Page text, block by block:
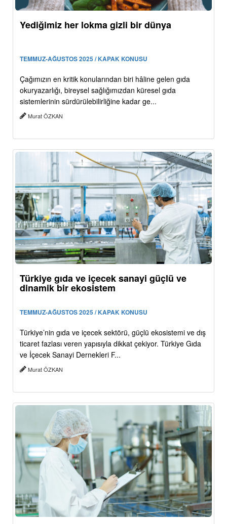
Yediğimiz her lokma gizli bir dünya
TEMMUZ-AĞUSTOS 2025 / KAPAK KONUSU
Çağımızın en kritik konularından biri hâline gelen gıda
okuryazarlığı, bireysel sağlığımızdan küresel gıda
sistemlerinin sürdürülebilirliğine kadar ge...
Murat ÖZKAN
Türkiye gıda ve içecek sanayi güçlü ve
dinamik bir ekosistem
TEMMUZ-AĞUSTOS 2025 / KAPAK KONUSU
Türkiye’nin gıda ve içecek sektörü, güçlü ekosistemi ve dış
ticaret fazlası veren yapısıyla dikkat çekiyor. Türkiye Gıda
ve İçecek Sanayi Dernekleri F...
Murat ÖZKAN